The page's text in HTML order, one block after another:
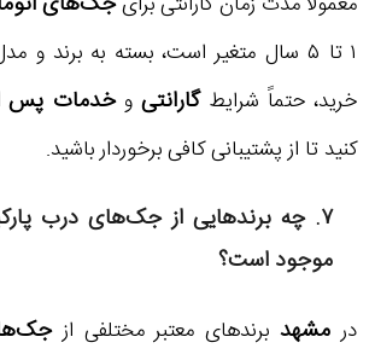
۱ تا ۵ سال متغیر است، بسته به برند و
خرید، حتماً شرایطگارانتی وخدمات پس
کنید تا از پشتیبانی کافی برخوردار باشید.
۷. چه برندهایی از جک‌های درب
موجود است؟
در مشهدبرندهای معتبر مختلفی از